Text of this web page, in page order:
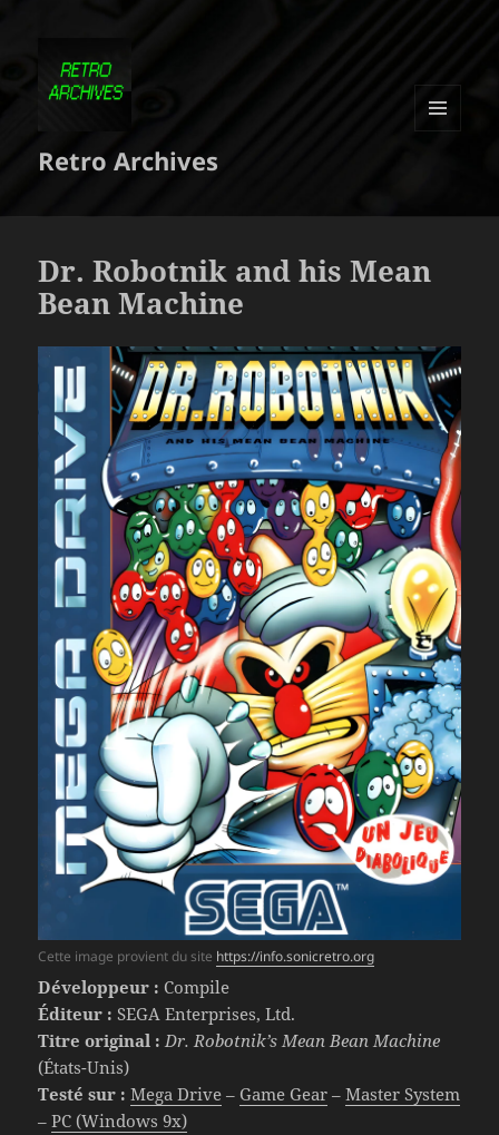
Retro Archives
Dr. Robotnik and his Mean
Bean Machine
Cette image provient du site https://info.sonicretro.org
Développeur : Compile
Éditeur : SEGA Enterprises, Ltd.
Titre original : Dr. Robotnik’s Mean Bean Machine
(États-Unis)
Testé sur : Mega Drive – Game Gear –Master System
–PC (Windows 9x)